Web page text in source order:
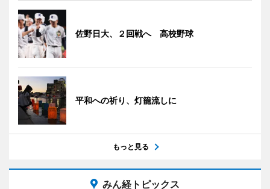
佐野日大、２回戦へ 高校野球
平和への祈り、灯籠流しに
もっと見る
みん経トピックス